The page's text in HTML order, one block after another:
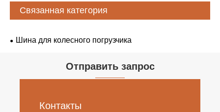
Связанная категория
Шина для колесного погрузчика
Отправить запрос
Контакты